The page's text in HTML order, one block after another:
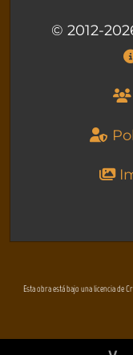
© 2012-
Esta obra está bajo una licencia de